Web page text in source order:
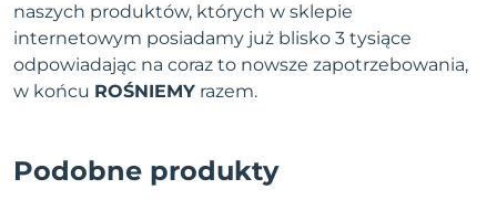
naszych produktów, których w sklepie
internetowym posiadamy już blisko 3 tysiące
odpowiadając na coraz to nowsze zapotrzebowania,
w końcu ROŚNIEMY razem.
Podobne produkty